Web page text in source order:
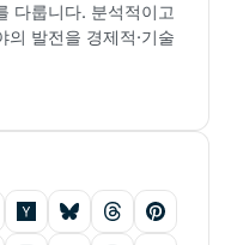
다룹니다. 분석적이고
발전을 경제적·기술